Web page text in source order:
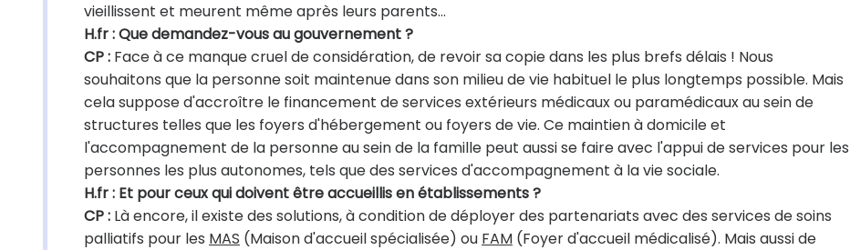
vieillissent et meurent même après leurs parents…
H.fr : Que demandez-vous au gouvernement ?
CP : Face à ce manque cruel de considération, de revoir sa copie dans les plus brefs délais ! Nous
souhaitons que la personne soit maintenue dans son milieu de vie habituel le plus longtemps possible. Mais
cela suppose d'accroître le financement de services extérieurs médicaux ou paramédicaux au sein de
structures telles que les foyers d'hébergement ou foyers de vie. Ce maintien à domicile et
l'accompagnement de la personne au sein de la famille peut aussi se faire avec l'appui de services pour les
personnes les plus autonomes, tels que des services d'accompagnement à la vie sociale.
H.fr : Et pour ceux qui doivent être accueillis en établissements ?
CP : Là encore, il existe des solutions, à condition de déployer des partenariats avec des services de soins
palliatifs pour les MAS (Maison d'accueil spécialisée) ou FAM (Foyer d'accueil médicalisé). Mais aussi de